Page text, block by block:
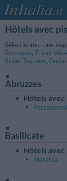
Hôtels avec
Sélectionnez une
Romagne, Frioul-
Sicile, Toscane,
Abruzzes
Hôtels avec
Basilicate
Hôtels avec
Maratea